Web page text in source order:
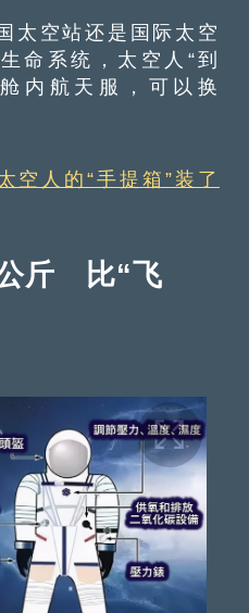
空站还是国际太空
命系统，太空人“到
内航天服，可以换
空人的“手提箱”装了
斤 比“飞